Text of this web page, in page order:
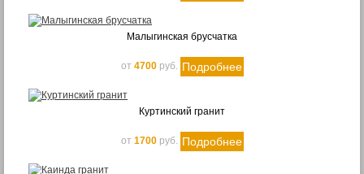
Малыгинская брусчатка
от 4700руб. Подробнее
Куртинский гранит
от 1700руб. Подробнее
Бежевый
Красный
Чёрный